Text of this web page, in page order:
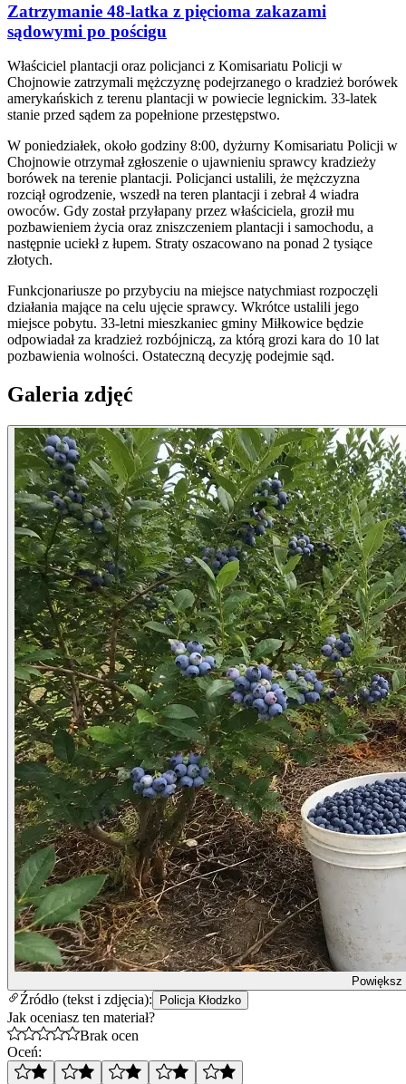
Zatrzymanie 48-latka z pięcioma zakazami
sądowymi po pościgu
Właściciel plantacji oraz policjanci z Komisariatu Policji w
Chojnowie zatrzymali mężczyznę podejrzanego o kradzież borówek
amerykańskich z terenu plantacji w powiecie legnickim. 33-latek
stanie przed sądem za popełnione przestępstwo.
W poniedziałek, około godziny 8:00, dyżurny Komisariatu Policji w
Chojnowie otrzymał zgłoszenie o ujawnieniu sprawcy kradzieży
borówek na terenie plantacji. Policjanci ustalili, że mężczyzna
rozciął ogrodzenie, wszedł na teren plantacji i zebrał 4 wiadra
owoców. Gdy został przyłapany przez właściciela, groził mu
pozbawieniem życia oraz zniszczeniem plantacji i samochodu, a
następnie uciekł z łupem. Straty oszacowano na ponad 2 tysiące
złotych.
Funkcjonariusze po przybyciu na miejsce natychmiast rozpoczęli
działania mające na celu ujęcie sprawcy. Wkrótce ustalili jego
miejsce pobytu. 33-letni mieszkaniec gminy Miłkowice będzie
odpowiadał za kradzież rozbójniczą, za którą grozi kara do 10 lat
pozbawienia wolności. Ostateczną decyzję podejmie sąd.
Galeria zdjęć
Powiększ
Źródło (tekst i zdjęcia): Policja Kłodzko
Jak oceniasz ten materiał?
Brak ocen
Oceń: